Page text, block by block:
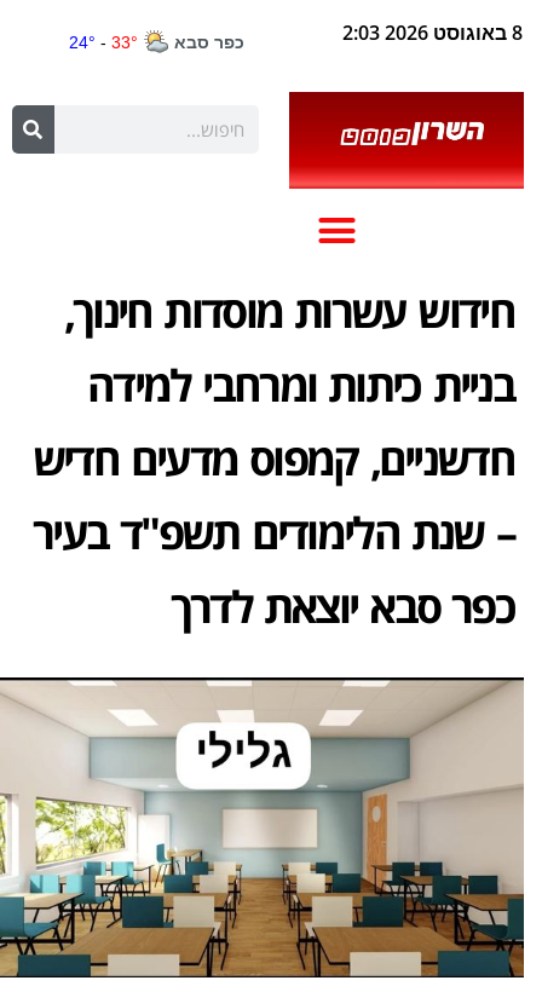
8 באוגוסט 2026 2:03
חידוש עשרות מוסדות חינוך,
בניית כיתות ומרחבי למידה
חדשניים, קמפוס מדעים חדיש
– שנת הלימודים תשפ"ד בעיר
כפר סבא יוצאת לדרך